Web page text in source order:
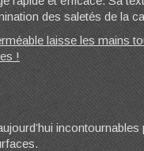
des saletés de la
laisse les mains
!
incontournables